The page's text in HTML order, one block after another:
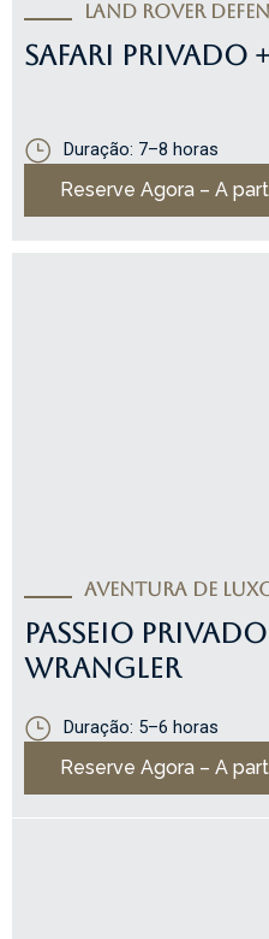
Land Rover
SAFARI PRIVADO
Duração: 7–8 horas
Reserve Agora – A
AVENTURA DE
PASSEIO PRIVADO
WRANGLER
Duração: 5–6 horas
Reserve Agora – A